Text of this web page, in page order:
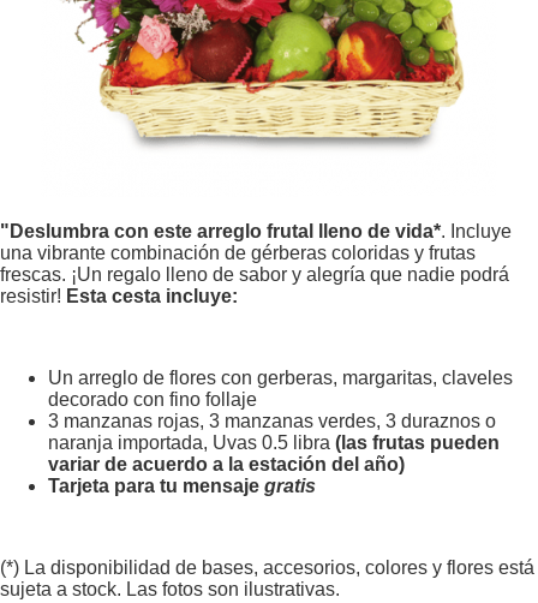
"Deslumbra con este arreglo frutal lleno de vida*. Incluye
una vibrante combinación de gérberas coloridas y frutas
frescas. ¡Un regalo lleno de sabor y alegría que nadie podrá
resistir! Esta cesta incluye:
Un arreglo de flores con gerberas, margaritas, claveles
decorado con fino follaje
3 manzanas rojas, 3 manzanas verdes, 3 duraznos o
naranja importada, Uvas 0.5 libra (las frutas pueden
variar de acuerdo a la estación del año)
Tarjeta para tu mensaje gratis
(*) La disponibilidad de bases, accesorios, colores y flores está
sujeta a stock. Las fotos son ilustrativas.